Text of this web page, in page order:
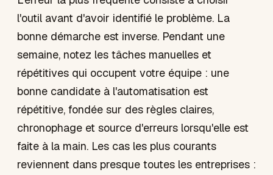
l'outil avant d'avoir identifié le problème. La
bonne démarche est inverse. Pendant une
semaine, notez les tâches manuelles et
répétitives qui occupent votre équipe : une
bonne candidate à l'automatisation est
répétitive, fondée sur des règles claires,
chronophage et source d'erreurs lorsqu'elle est
faite à la main. Les cas les plus courants
reviennent dans presque toutes les entreprises :